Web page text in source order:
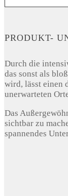
PRODUKT-
Durch die
das sonst als
wird, lässt einen
unerwarteten
Das
sichtbar zu
spannendes